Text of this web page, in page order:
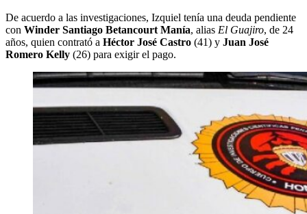
De acuerdo a las investigaciones, Izquiel tenía una deuda pendiente
con Winder Santiago Betancourt Manía, alias El Guajiro, de 24
años, quien contrató a Héctor José Castro (41) y Juan José
Romero Kelly (26) para exigir el pago.